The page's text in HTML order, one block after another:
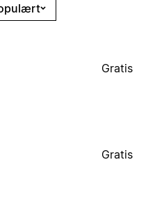
Gratis
Gratis